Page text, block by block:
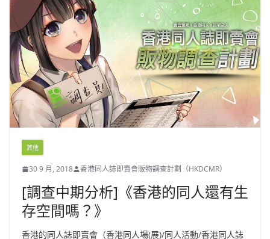
其他
30 9 月, 2018 香港同人誌即賣會販物調查計劃（HKDCMR）
[調查中期分析]《香港的同人還有生
存空間嗎？》
香港的同人誌即賣會（香港同人場(展)/同人活動/香港同人誌